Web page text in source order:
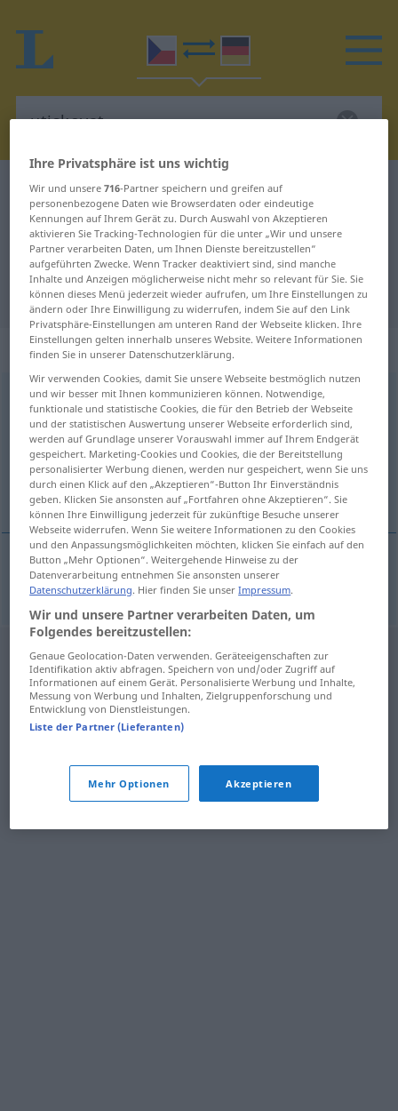
Tschechisch-Deutsch Wörterbuch utiskovat
Tschechisch-Deutsch Übersetzung
für "utiskovat"
"utiskovat" Deutsch Übersetzung
„utiskovat“
utiskovat <-kuji>
Übersicht aller Übersetzungen
(Für mehr Details die Übersetzung anklicken/antippen)
unterdrücken
unterdrücken utiskovat
Ihre Privatsphäre ist uns wichtig
Wir und unsere716-Partner speichern und greifen auf
personenbezogene Daten wie Browserdaten oder eindeutige
Kennungen auf Ihrem Gerät zu. Durch Auswahl von Akzeptieren
aktivieren Sie Tracking-Technologien für die unter „Wir und unsere
Partner verarbeiten Daten, um Ihnen Dienste bereitzustellen“
aufgeführten Zwecke. Wenn Tracker deaktiviert sind, sind manche
Inhalte und Anzeigen möglicherweise nicht mehr so relevant für Sie. Sie
können dieses Menü jederzeit wieder aufrufen, um Ihre Einstellungen zu
ändern oder Ihre Einwilligung zu widerrufen, indem Sie auf den Link
Privatsphäre-Einstellungen am unteren Rand der Webseite klicken. Ihre
Einstellungen gelten innerhalb unseres Website. Weitere Informationen
finden Sie in unserer Datenschutzerklärung.
Wir verwenden Cookies, damit Sie unsere Webseite bestmöglich nutzen
und wir besser mit Ihnen kommunizieren können. Notwendige,
funktionale und statistische Cookies, die für den Betrieb der Webseite
und der statistischen Auswertung unserer Webseite erforderlich sind,
werden auf Grundlage unserer Vorauswahl immer auf Ihrem Endgerät
gespeichert. Marketing-Cookies und Cookies, die der Bereitstellung
personalisierter Werbung dienen, werden nur gespeichert, wenn Sie uns
durch einen Klick auf den „Akzeptieren“-Button Ihr Einverständnis
geben. Klicken Sie ansonsten auf „Fortfahren ohne Akzeptieren“. Sie
können Ihre Einwilligung jederzeit für zukünftige Besuche unserer
Webseite widerrufen. Wenn Sie weitere Informationen zu den Cookies
und den Anpassungsmöglichkeiten möchten, klicken Sie einfach auf den
Button „Mehr Optionen“. Weitergehende Hinweise zu der
Datenverarbeitung entnehmen Sie ansonsten unserer
Datenschutzerklärung. Hier finden Sie unserImpressum.
Wir und unsere Partner verarbeiten Daten, um
Folgendes bereitzustellen:
Genaue Geolocation-Daten verwenden. Geräteeigenschaften zur
Identifikation aktiv abfragen. Speichern von und/oder Zugriff auf
Informationen auf einem Gerät. Personalisierte Werbung und Inhalte,
Messung von Werbung und Inhalten, Zielgruppenforschung und
Entwicklung von Dienstleistungen.
Liste der Partner (Lieferanten)
Mehr Optionen Akzeptieren